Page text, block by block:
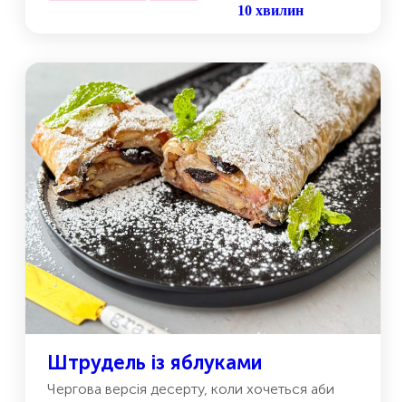
10 хвилин
Штрудель із яблуками
Чергова версія десерту, коли хочеться аби